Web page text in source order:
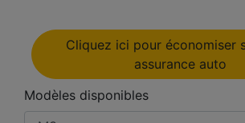
Cliquez ici pour économiser
assurance auto
Modèles disponibles